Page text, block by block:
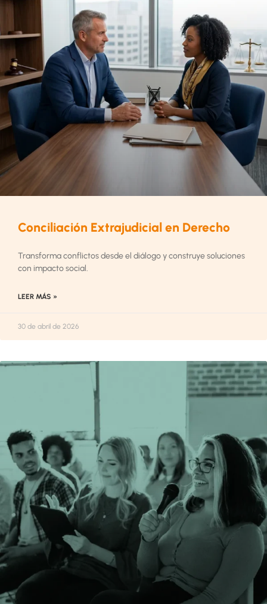
Conciliación Extrajudicial en Derecho
Transforma conflictos desde el diálogo y construye soluciones
con impacto social.
LEER MÁS »
30 de abril de 2026